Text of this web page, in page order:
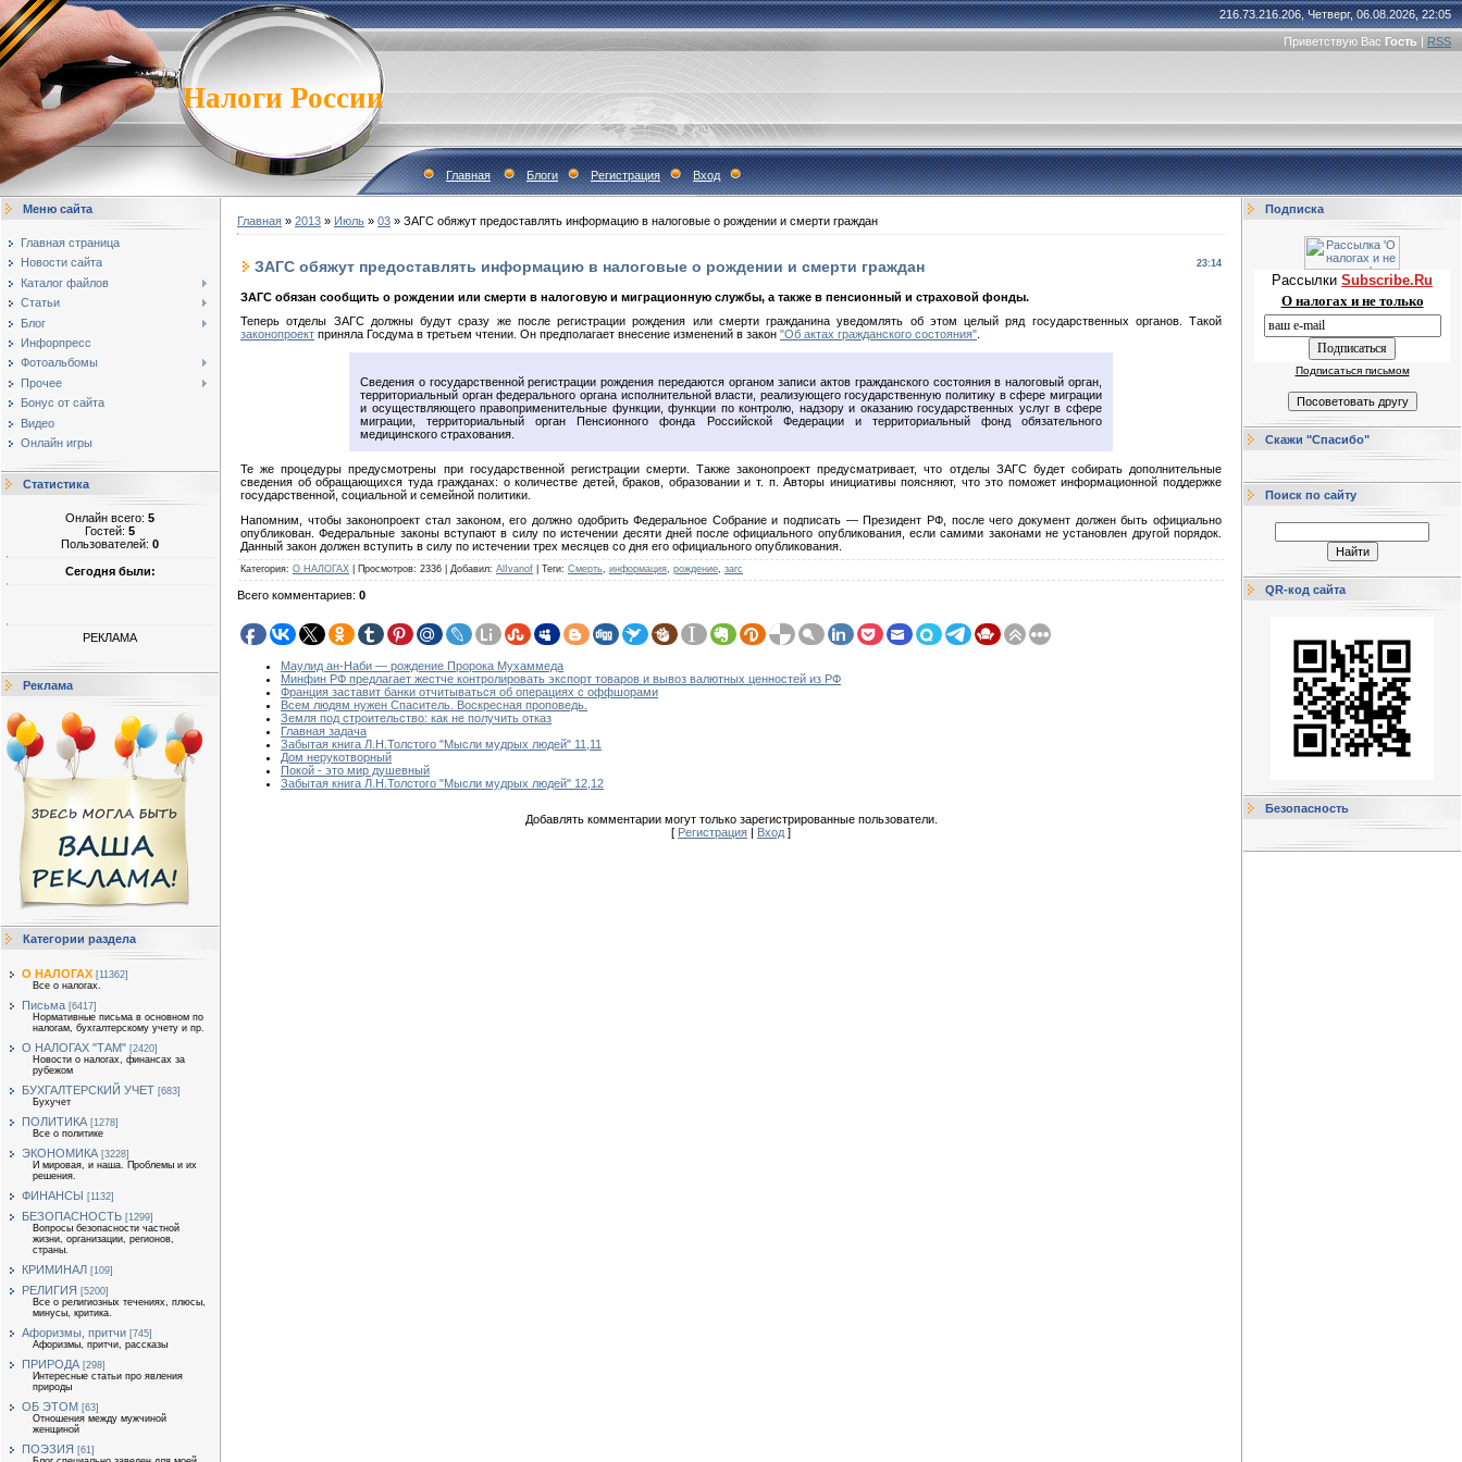
Налоги России
216.73.216.206, Четверг, 06.08.2026, 22:05
Приветствую Вас Гость | RSS
Главная Блоги Регистрация Вход
Меню сайта
Главная страница
Новости сайта
Каталог файлов
Статьи
Блог
Инфорпресс
Фотоальбомы
Прочее
Бонус от сайта
Видео
Онлайн игры
Статистика
Онлайн всего: 5
Гостей: 5
Пользователей: 0
Сегодня были:
РЕКЛАМА
Реклама
Категории раздела
О НАЛОГАХ [11362]
Все о налогах.
Письма [6417]
Нормативные письма в основном по
налогам, бухгалтерскому учету и пр.
О НАЛОГАХ "ТАМ" [2420]
Новости о налогах, финансах за
рубежом
БУХГАЛТЕРСКИЙ УЧЕТ [683]
Бухучет
ПОЛИТИКА [1278]
Все о политике
ЭКОНОМИКА [3228]
И мировая, и наша. Проблемы и их
решения.
ФИНАНСЫ [1132]
БЕЗОПАСНОСТЬ [1299]
Вопросы безопасности частной
жизни, организации, регионов,
страны.
КРИМИНАЛ [109]
РЕЛИГИЯ [5200]
Все о религиозных течениях, плюсы,
минусы, критика.
Афоризмы, притчи [745]
Афоризмы, притчи, рассказы
ПРИРОДА [298]
Интересные статьи про явления
природы
ОБ ЭТОМ [63]
Отношения между мужчиной
женщиной
ПОЭЗИЯ [61]
Главная » 2013 » Июль » 03 » ЗАГС обяжут предоставлять информацию в налоговые о рождении и смерти граждан
23:14
ЗАГС обяжут предоставлять информацию в налоговые о рождении и смерти граждан
ЗАГС обязан сообщить о рождении или смерти в налоговую и миграционную службы, а также в пенсионный и страховой фонды.
Теперь отделы ЗАГС должны будут сразу же после регистрации рождения или смерти гражданина уведомлять об этом целый ряд государственных органов. Такой
законопроект приняла Госдума в третьем чтении. Он предполагает внесение изменений в закон "Об актах гражданского состояния"
Сведения о государственной регистрации рождения передаются органом записи актов гражданского состояния в налоговый орган,
территориальный орган федерального органа исполнительной власти, реализующего государственную политику в сфере миграции
и осуществляющего правоприменительные функции, функции по контролю, надзору и оказанию государственных услуг в сфере
миграции, территориальный орган Пенсионного фонда Российской Федерации и территориальный фонд обязательного
медицинского страхования.
Те же процедуры предусмотрены при государственной регистрации смерти. Также законопроект предусматривает, что отделы ЗАГС будет собирать дополнительные
сведения об обращающихся туда гражданах: о количестве детей, браков, образовании и т. п. Авторы инициативы поясняют, что это поможет информационной поддержке
государственной, социальной и семейной политики.
Напомним, чтобы законопроект стал законом, его должно одобрить Федеральное Собрание и подписать — Президент РФ, после чего документ должен быть официально
опубликован. Федеральные законы вступают в силу по истечении десяти дней после официального опубликования, если самими законами не установлен другой порядок.
Данный закон должен вступить в силу по истечении трех месяцев со дня его официального опубликования.
Категория: О НАЛОГАХ Просмотров: 2336 Добавил: AlIvanof Теги: Смерть информация рождение загс
Всего комментариев: 0
Маулид ан-Наби — рождение Пророка Мухаммеда
Минфин РФ предлагает жестче контролировать экспорт товаров и вывоз валютных ценностей из РФ
Франция заставит банки отчитываться об операциях с оффшорами
Всем людям нужен Спаситель. Воскресная проповедь.
Земля под строительство: как не получить отказ
Главная задача
Забытая книга Л.Н.Толстого "Мысли мудрых людей" 11,11
Дом нерукотворный
Покой - это мир душевный
Забытая книга Л.Н.Толстого "Мысли мудрых людей" 12,12
Добавлять комментарии могут только зарегистрированные пользователи.
[ Регистрация | Вход ]
Подписка
Рассылки Subscribe.Ru
О налогах и не только
Подписаться письмом
Скажи "Спасибо"
Поиск по сайту
QR-код сайта
Безопасность